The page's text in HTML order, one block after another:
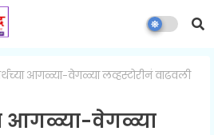
आगळ्या-वेगळ्या लव्हस्टोरीनं वाढवली
आगळ्या-वेगळ्या